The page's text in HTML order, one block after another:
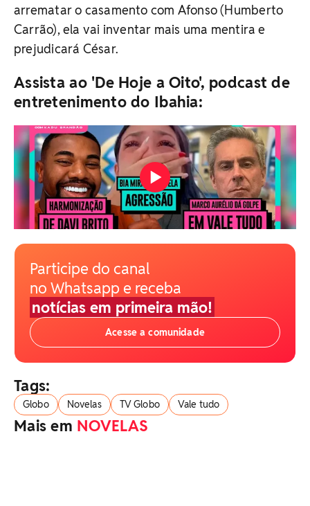
arrematar o casamento com Afonso (Humberto
Carrão), ela vai inventar mais uma mentira e
prejudicará César.
Assista ao 'De Hoje a Oito', podcast de
entretenimento do Ibahia:
Participe do canal
no Whatsapp e receba
notícias em primeira mão!
Acesse a comunidade
Tags:
Globo Novelas TV Globo Vale tudo
Mais em NOVELAS